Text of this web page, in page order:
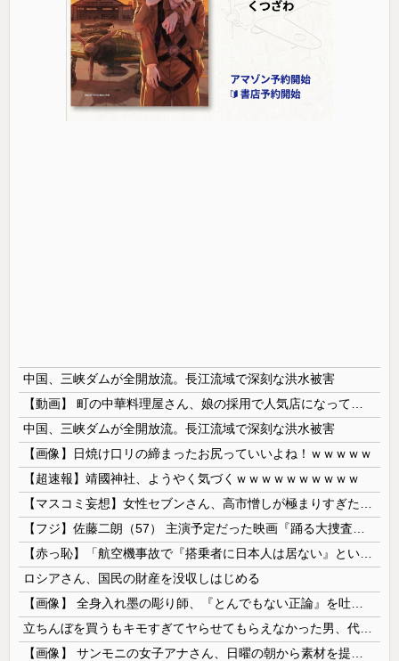
中国、三峡ダムが全開放流。長江流域で深刻な洪水被害
中国、三峡ダムが全開放流。長江流域で深刻な洪水被害
【画像】日焼け口リの締まったお尻っていいよね！ｗｗｗｗｗ
【超速報】靖國神社、ようやく気づくｗｗｗｗｗｗｗｗｗｗ
ロシアさん、国民の財産を没収しはじめる